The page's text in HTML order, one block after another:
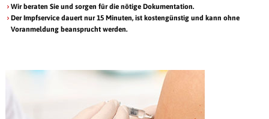
Wir beraten Sie und sorgen für die nötige Dokumentation.
Der Impfservice dauert nur 15 Minuten, ist kostengünstig und kann ohne
Voranmeldung beansprucht werden.